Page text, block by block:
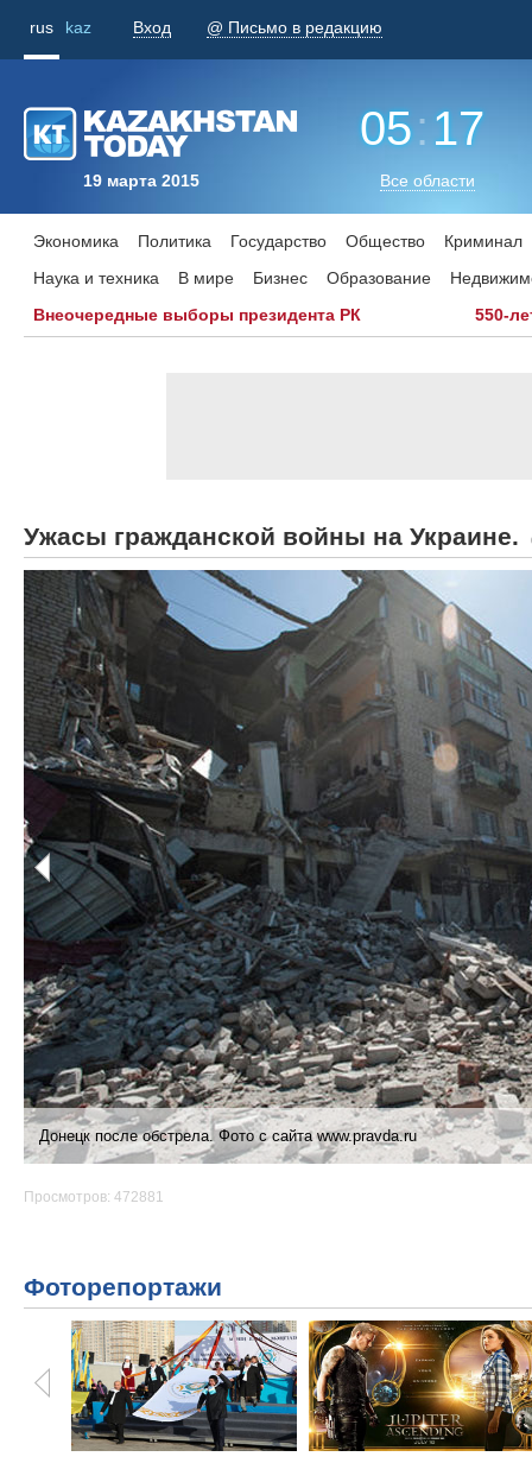
rus kaz Вход @ Письмо в редакцию
19 марта 2015
05: 17
Все области
Экономика Политика Государство Общество
Криминал
Наука и техника
В мире Бизнес Образование
Внеочередные выборы президента РК
550-
Ужасы гражданской войны на Украине.
Донецк после обстрела. Фото с сайта www.pravda.ru
Просмотров: 472881
Фоторепортажи